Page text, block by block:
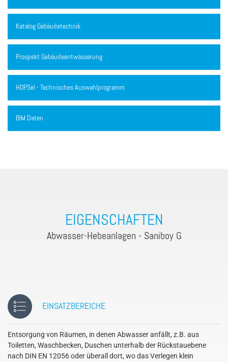
Katalog Gebäudetechnik
Prospekt Gebäudeentwässerung
HOP.Sel - Technisches Auswahlprogramm
BIM Daten
EIGENSCHAFTEN
Abwasser-Hebeanlagen - Saniboy G
EINSATZBEREICHE
Entsorgung von Räumen, in denen Abwasser anfällt, z.B. aus
Toiletten, Waschbecken, Duschen unterhalb der Rückstauebene
nach DIN EN 12056 oder überall dort, wo das Verlegen klein